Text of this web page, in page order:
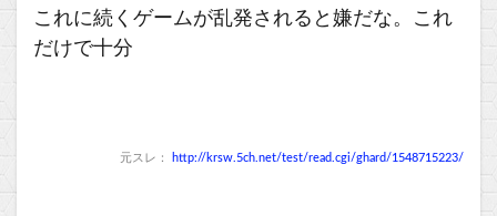
これに続くゲームが乱発されると嫌だな。これ
だけで十分
元スレ： http://krsw.5ch.net/test/read.cgi/ghard/1548715223/